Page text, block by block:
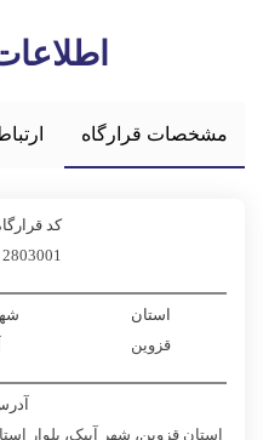
مشخصات قرارگاه
کد
2803001
استان
قزوین
استان قزوین، شهر آبیک، بلوار